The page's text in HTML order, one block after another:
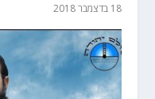
18 בדצמבר 2018